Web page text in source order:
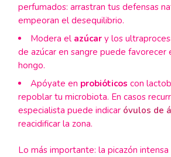
perfumados: arrastran tus defensas
empeoran el desequilibrio.
Modera el azúcar y los
de azúcar en sangre puede
hongo.
Apóyate en probióticos con
repoblar tu microbiota. En casos
especialista puede indicar óvulos de
reacidificar la zona.
Lo más importante: la picazón